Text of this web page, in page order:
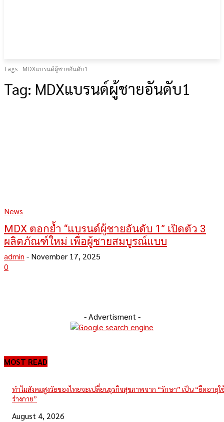
Tags MDXแบรนด์ผู้ชายอันดับ1
Tag: MDXแบรนด์ผู้ชายอันดับ1
News
MDX ตอกย้ำ “แบรนด์ผู้ชายอันดับ 1” เปิดตัว 3
ผลิตภัณฑ์ใหม่ เพื่อผู้ชายสมบูรณ์แบบ
admin - November 17, 2025
0
- Advertisment -
MOST READ
ทำไมสังคมสูงวัยของไทยจะเปลี่ยนธุรกิจสุขภาพจาก “รักษา” เป็น “ยืดอายุใ
ร่างกาย”
August 4, 2026